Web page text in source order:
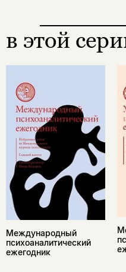
в этой
Международный
психоаналитический
ежегодник